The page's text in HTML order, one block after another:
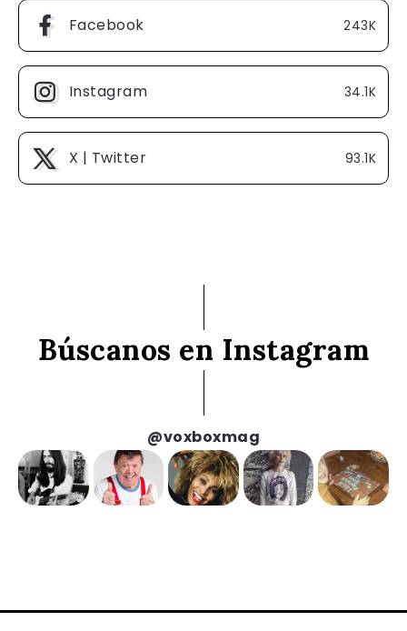
Facebook 243K
Instagram 34.1K
X | Twitter 93.1K
Búscanos en Instagram
@voxboxmag